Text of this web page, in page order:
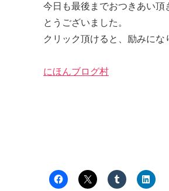
今日も最後までおつきあい頂
とうございました。
クリック頂けると、励みにな
にほんブログ村